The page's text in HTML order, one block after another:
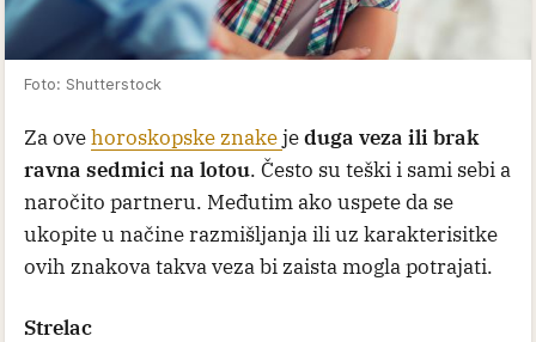
Foto: Shutterstock
Za ovehoroskopske znakejeduga veza ili brak
ravna sedmici na lotou. Često su teški i sami sebi a
naročito partneru. Međutim ako uspete da se
ukopite u načine razmišljanja ili uz karakterisitke
ovih znakova takva veza bi zaista mogla potrajati.
Strelac